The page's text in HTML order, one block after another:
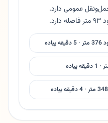
عمومی دارد.